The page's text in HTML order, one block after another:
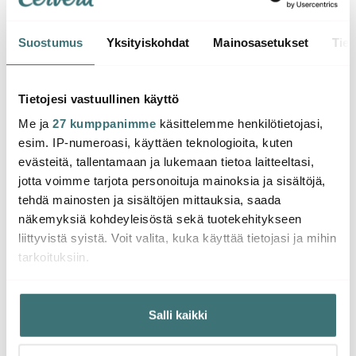
Suostumus Yksityiskohdat Mainosasetukset
Tietojesi vastuullinen käyttö
Me ja 27 kumppanimme käsittelemme henkilötietojasi,
esim. IP-numeroasi, käyttäen teknologioita, kuten
evästeitä, tallentamaan ja lukemaan tietoa laitteeltasi,
jotta voimme tarjota personoituja mainoksia ja sisältöjä,
tehdä mainosten ja sisältöjen mittauksia, saada
näkemyksiä kohdeyleisöstä sekä tuotekehitykseen
liittyvistä syistä. Voit valita, kuka käyttää tietojasi ja mihin
tarkoituksiin.
Jos sallit, haluamme myös tehdä seuraavia:
Kerätä tietoja maantieteellisestä sijainnistasi,
mahdollisesti muutaman metrin tarkkuudella
Salli kaikki
Lykke Jälkiruokasetti 7
85.00 €
Saatavilla
Lykke Kakkuaterimet7
86.01 €
Saatavilla
Saatat pitää myös näistä